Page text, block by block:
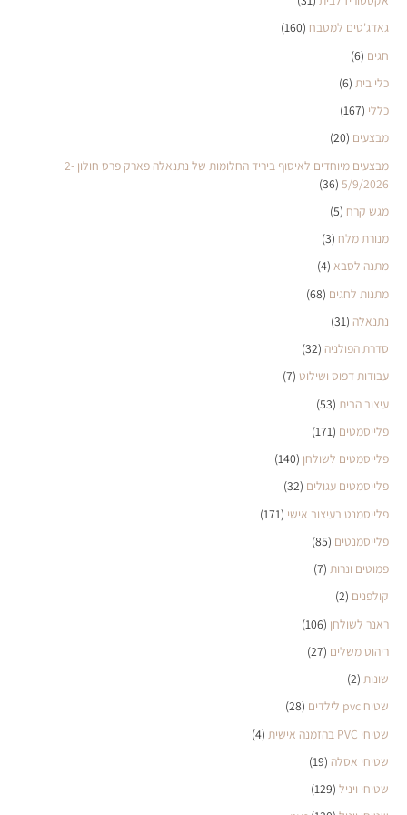
גאדג'טים למטבח (160)
חגים (6)
כלי בית (6)
כללי (167)
מבצעים (20)
מבצעים מיוחדים לאיסוף ביריד החלומות של נתנאלה פארק פרס חולון 2-
5/9/2026
(36)
מגש קרח (5)
מנורת מלח (3)
מתנה לסבא (4)
מתנות לחגים (68)
נתנאלה (31)
סדרת הפולניה (32)
עבודות דפוס ושילוט (7)
עיצוב הבית (53)
פלייסמטים (171)
פלייסמטים לשולחן (140)
פלייסמטים עגולים (32)
פלייסמנט בעיצוב אישי (171)
פלייסמנטים (85)
פמוטים ונרות (7)
קולפנים (2)
ראנר לשולחן (106)
ריהוט משלים (27)
שונות (2)
שטיח pvc לילדים
(28)
שטיחי PVC בהזמנה אישית
(4)
שטיחי אסלה (19)
שטיחי ויניל (129)